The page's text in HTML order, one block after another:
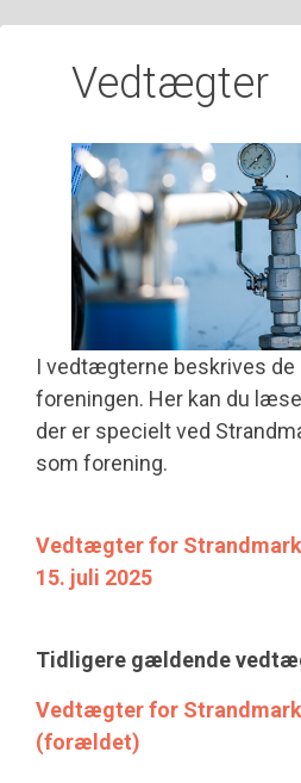
Vedtægter
I vedtægterne beskrives de
foreningen. Her kan du
der er specielt ved
som forening.
Vedtægter for
15. juli 2025
Tidligere gældende
Vedtægter for
(forældet)